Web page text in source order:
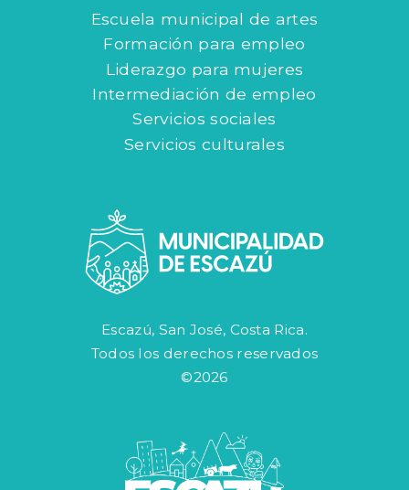
Escuela municipal de artes
Formación para empleo
Liderazgo para mujeres
Intermediación de empleo
Servicios sociales
Servicios culturales
Escazú, San José, Costa Rica.
Todos los derechos reservados
©2026